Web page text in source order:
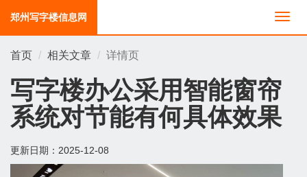
切
换
郑州写字楼信息网
首页 相关文章 详情页
写字楼办公采用智能窗帘
系统对节能有何具体效果
更新日期： 2025-12-08